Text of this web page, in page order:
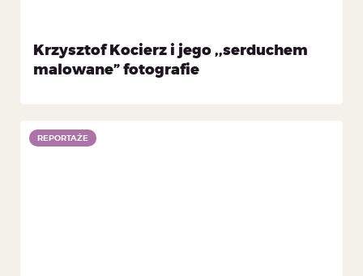
Krzysztof Kocierz i jego ,,serduchem
malowane” fotografie
REPORTAŻE